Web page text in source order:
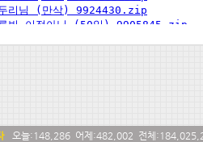
오늘: 148,286 어제:482,002 전체: